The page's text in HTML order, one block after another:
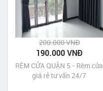
200.000 VNĐ
190.000 VNĐ
RÈM CỬA QUẬN 5 - Rèm cửa
giá rẻ tư vấn 24/7